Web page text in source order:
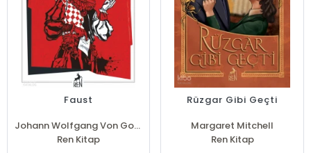
Faust
Johann Wolfgang Von Goethe
Ren Kitap
Rüzgar Gibi Geçti
Margaret Mitchell
Ren Kitap